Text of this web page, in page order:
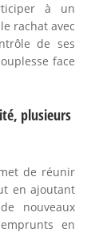
à un
rachat avec
de ses
face
plusieurs
de réunir
en ajoutant
nouveaux
en